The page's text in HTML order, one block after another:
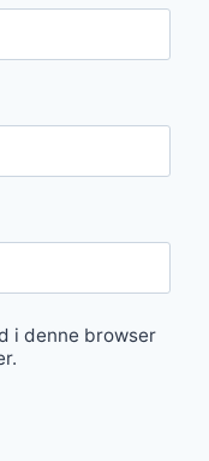
i denne browser